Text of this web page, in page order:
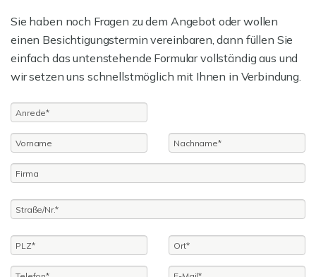
Sie haben noch Fragen zu dem Angebot oder wollen
einen Besichtigungstermin vereinbaren, dann füllen Sie
einfach das untenstehende Formular vollständig aus und
wir setzen uns schnellstmöglich mit Ihnen in Verbindung.